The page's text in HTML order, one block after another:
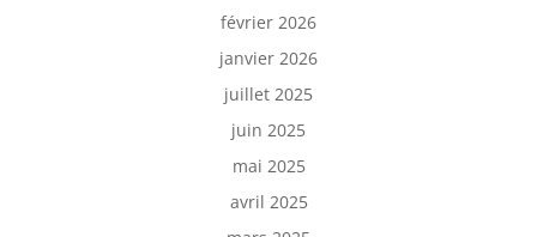
février 2026
janvier 2026
juillet 2025
juin 2025
mai 2025
avril 2025